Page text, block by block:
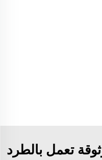
تعمل بالطرد